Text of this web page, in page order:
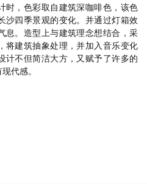
时，色彩取自建筑深咖啡色，该色
沙四季景观的变化。并通过灯箱效
息。造型上与建筑理念想结合，采
将建筑抽象处理，并加入音乐变化
计不但简洁大方，又赋予了许多的
代感。